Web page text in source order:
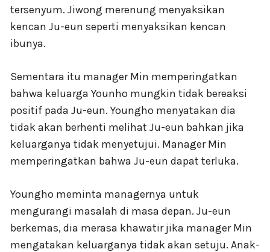
tersenyum. Jiwong merenung menyaksikan
kencan Ju-eun seperti menyaksikan kencan
ibunya.
Sementara itu manager Min memperingatkan
bahwa keluarga Younho mungkin tidak bereaksi
positif pada Ju-eun. Youngho menyatakan dia
tidak akan berhenti melihat Ju-eun bahkan jika
keluarganya tidak menyetujui. Manager Min
memperingatkan bahwa Ju-eun dapat terluka.
Youngho meminta managernya untuk
mengurangi masalah di masa depan. Ju-eun
berkemas, dia merasa khawatir jika manager Min
mengatakan keluarganya tidak akan setuju. Anak-